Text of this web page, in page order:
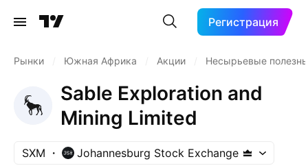
Регистрация
Рынки Южная Африка Акции Несырьевые
Sable Exploration and
Mining Limited
SXM Johannesburg Stock Exchange